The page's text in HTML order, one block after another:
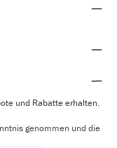
und Rabatte erhalten.
genommen und die